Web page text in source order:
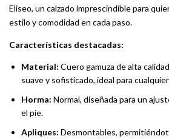
Eliseo, un calzado imprescindible para
estilo y comodidad en cada paso.
Características destacadas:
Material: Cuero gamuza de alta
suave y sofisticado, ideal para
Horma: Normal, diseñada para un
el pie.
Apliques: Desmontables,